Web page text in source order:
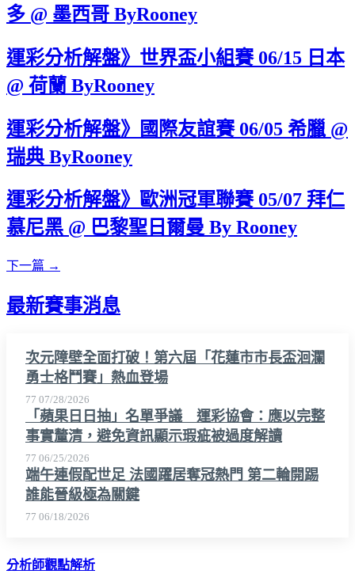
多 @ 墨西哥 ByRooney
運彩分析解盤》世界盃小組賽 06/15 日本
@ 荷蘭 ByRooney
運彩分析解盤》國際友誼賽 06/05 希臘 @
瑞典 ByRooney
運彩分析解盤》歐洲冠軍聯賽 05/07 拜仁
慕尼黑 @ 巴黎聖日爾曼 By Rooney
下一篇 →
最新賽事消息
次元障壁全面打破！第六屆「花蓮市市長盃洄瀾
勇士格鬥賽」熱血登場
77 07/28/2026
「蘋果日日抽」名單爭議 運彩協會：應以完整
事實釐清，避免資訊顯示瑕疵被過度解讀
77 06/25/2026
端午連假配世足 法國躍居奪冠熱門 第二輪開踢
誰能晉級極為關鍵
77 06/18/2026
分析師觀點解析